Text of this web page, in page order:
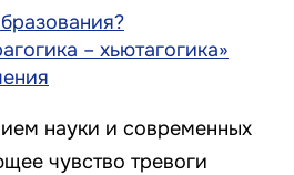
– хьютагогика»
науки и современных
чувство тревоги